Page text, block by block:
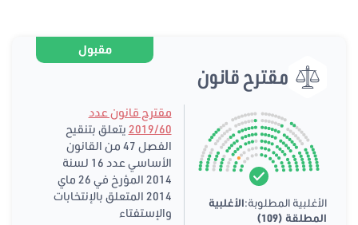
مقبول
مقترح قانون
الأغلبية المطلوبة:الأغلبية
المطلقة (109)
مقترح قانون عدد
2019/60 يتعلق بتنقيح
الفصل 47 من القانون
الأساسي عدد 16 لسنة
2014 المؤرخ في 26 ماي
2014 المتعلق بالإنتخابات
والإستفتاء